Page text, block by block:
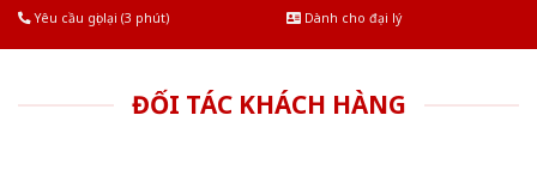
Yêu cầu gọi lại (3 phút)
Dành cho đại lý
ĐỐI TÁC KHÁCH HÀNG